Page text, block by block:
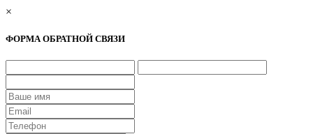
×
ФОРМА ОБРАТНОЙ СВЯЗИ